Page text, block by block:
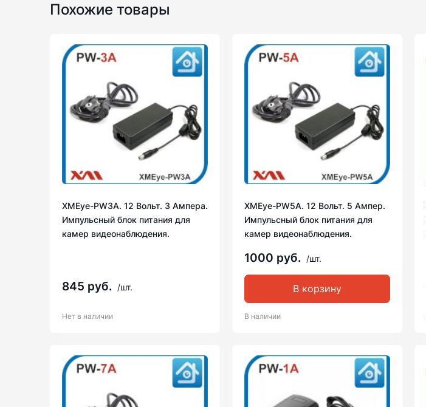
Похожие товары
XMEye-PW3A. 12 Вольт. 3 Ампера.
Импульсный блок питания для
камер видеонаблюдения.
845 руб. /шт.
Нет в наличии
XMEye-PW5A. 12 Вольт. 5 Ампер.
Импульсный блок питания для
камер видеонаблюдения.
1000 руб. /шт.
В корзину
В наличии